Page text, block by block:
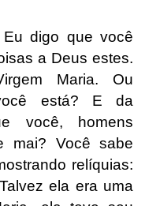
digo que você
a Deus estes.
Maria. Ou
está? E da
você, homens
mai? Você sabe
relíquias:
ela era uma